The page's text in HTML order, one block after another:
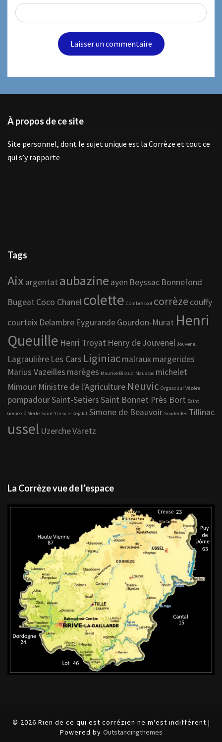
À propos de ce site
Site personnel, dont le sujet unique est la Corrèze et tout ce
qui s’y rapporte
Tags
Aix argentat aubazine ayen Beyssac Bonnefond
Bugeat Coco Chanelcolette Combressol corrèze couffy
courteix Delambre EygurandeGourdon-Murat Henri
Queuille Henri Troyat Henry de Jouvenel Jouvenel
Lagraulière Les Cars Liginiacmalrauxmargerides
Marius Vazeilles marèges Maurice Biraud Maussac michelet
Mimoun Ministre de l'Agriculture Neuvic Orgnac sur Vézère
pompadourSaint-SetiersSaint Bonnet Près Bort Saint
Geniez ô Merle Saint Yrieix le Dejalat Simone de Beauvoir Soudeilles Tillinac
ussel UzercheVaretz
La Corrèze vue de l’espace
© 2026 Rien de ce qui est corrézien ne m'est indifférent |
Powered by Outstandingthemes